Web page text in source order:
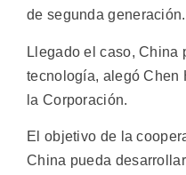
de segunda generación.
Llegado el caso, China
tecnología, alegó Chen
la Corporación.
El objetivo de la
China pueda